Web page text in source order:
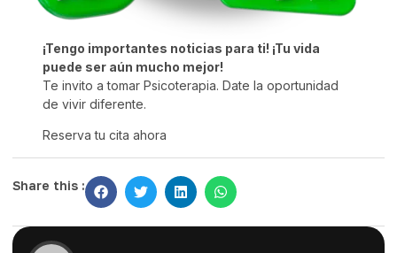
¡Tengo importantes noticias para ti! ¡Tu vida
puede ser aún mucho mejor!
Te invito a tomar Psicoterapia. Date la oportunidad
de vivir diferente.
Reserva tu cita ahora
Share this :